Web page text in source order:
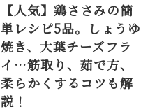
【人気】鶏ささみの簡
単レシピ5品。しょうゆ
焼き、大葉チーズフラ
イ…筋取り、茹で方、
柔らかくするコツも解
説！